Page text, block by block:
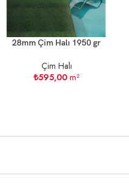
28mm Çim Halı 1950 gr
Çim Halı
₺595,00 m²